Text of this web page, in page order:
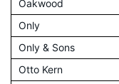
Oakwood
Only
Only & Sons
Otto Kern